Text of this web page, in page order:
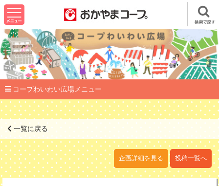
コープわいわい広場メニュー
一覧に戻る
企画詳細を見る 投稿一覧へ